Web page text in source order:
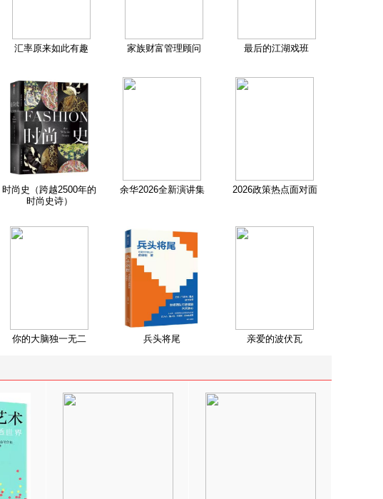
汇率原来如此有趣 家族财富管理顾问 最后的江湖戏班
时尚史（跨越2500年的
时尚史诗）
余华2026全新演讲集 2026政策热点面对面
你的大脑独一无二 兵头将尾 亲爱的波伏瓦